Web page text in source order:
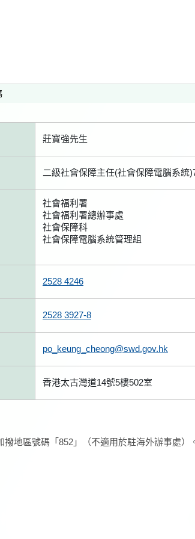
莊寶強先生
二級社會保障主任(社會保障電腦系統
社會福利署
社會福利署總辦事處
社會保障科
社會保障電腦系統管理組
2528 4246
2528 3927-8
po_keung_cheong@swd.gov.hk
香港太古灣道14號5樓502室
地區號碼「852」（不適用於駐海外辦事處）